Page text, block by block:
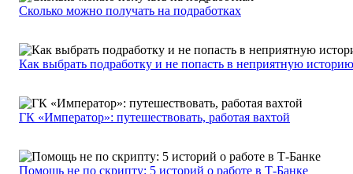
Сколько можно получать на подработках
Как выбрать подработку и не попасть в неприятную историю
ГК «Император»: путешествовать, работая вахтой
Помощь не по скрипту: 5 историй о работе в Т-Банке